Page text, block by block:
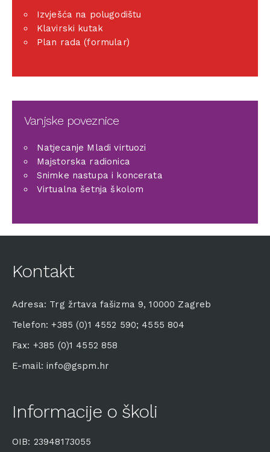
Izvješća na polugodištu
Klavirski kutak
Plan rada (formular)
Vanjske poveznice
Natjecanje Mladi virtuozi
Majstorska radionica
Snimke nastupa i koncerata
Virtualna šetnja školom
Kontakt
Adresa: Trg žrtava fašizma 9, 10000 Zagreb
Telefon: +385 (0)1 4552 590; 4555 804
Fax: +385 (0)1 4552 858
E-mail: info@gspm.hr
Informacije o školi
OIB: 23948173055